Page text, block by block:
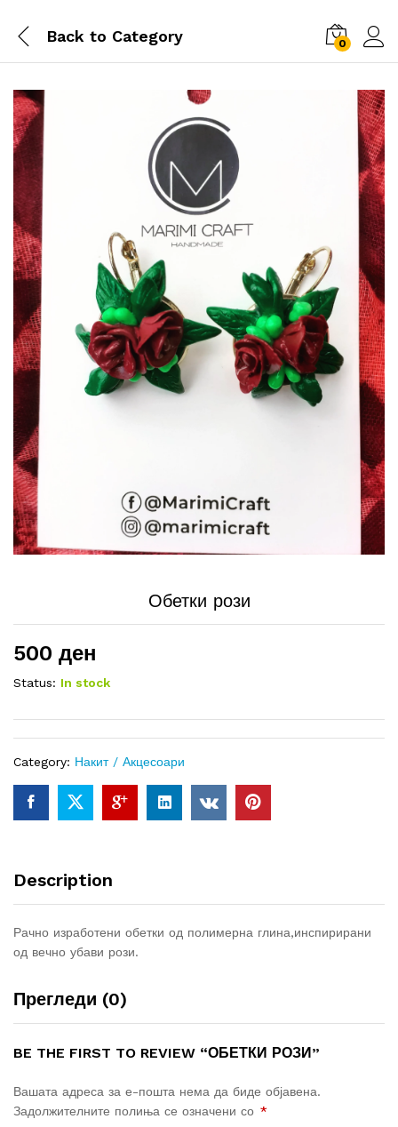
Back to Category 0
Обетки рози
500 ден
Status: In stock
Category: Накит / Акцесоари
Description
Рачно изработени обетки од полимерна глина,инспирирани
од вечно убави рози.
Прегледи (0)
BE THE FIRST TO REVIEW “ОБЕТКИ РОЗИ”
Вашата адреса за е-пошта нема да биде објавена.
Задолжителните полиња се означени со *